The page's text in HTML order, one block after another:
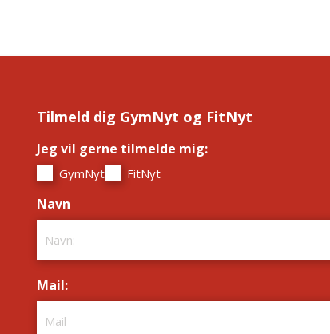
Tilmeld dig GymNyt og FitNyt
Jeg vil gerne tilmelde mig:
GymNyt FitNyt
Navn
Mail: